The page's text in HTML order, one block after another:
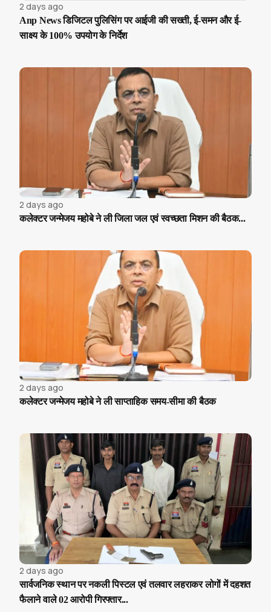
2 days ago
Anp News डिजिटल पुलिसिंग पर आईजी की सख्ती, ई-समन और ई-
साक्ष्य के 100% उपयोग के निर्देश
2 days ago
कलेक्टर जन्मेजय महोबे ने ली जिला जल एवं स्वच्छता मिशन की बैठक...
2 days ago
कलेक्टर जन्मेजय महोबे ने ली साप्ताहिक समय-सीमा की बैठक
2 days ago
सार्वजनिक स्थान पर नकली पिस्टल एवं तलवार लहराकर लोगों में दहशत
फैलाने वाले 02 आरोपी गिरफ्तार...